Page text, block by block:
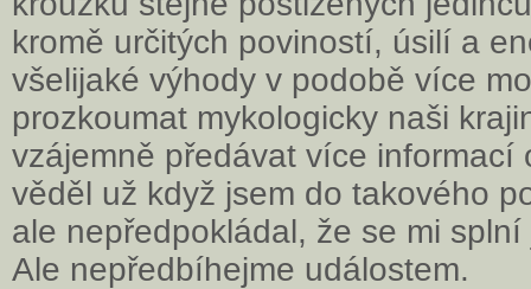
kromě určitých poviností, úsilí a
všelijaké výhody v podobě více
prozkoumat mykologicky naši
vzájemně předávat více informací
věděl už když jsem do takového
ale nepředpokládal, že se mi
Ale nepředbíhejme událostem.